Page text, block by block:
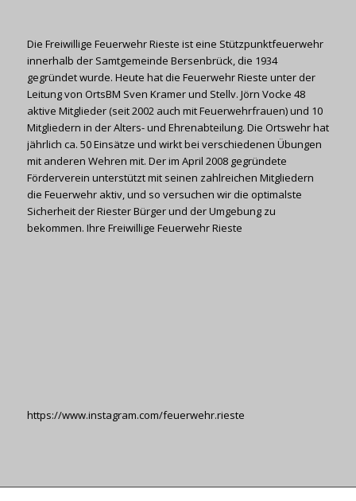
Die Freiwillige Feuerwehr Rieste ist eine Stützpunktfeuerwehr
innerhalb der Samtgemeinde Bersenbrück, die 1934
gegründet wurde. Heute hat die Feuerwehr Rieste unter der
Leitung von OrtsBM Sven Kramer und Stellv. Jörn Vocke 48
aktive Mitglieder (seit 2002 auch mit Feuerwehrfrauen) und 10
Mitgliedern in der Alters- und Ehrenabteilung. Die Ortswehr hat
jährlich ca. 50 Einsätze und wirkt bei verschiedenen Übungen
mit anderen Wehren mit. Der im April 2008 gegründete
Förderverein unterstützt mit seinen zahlreichen Mitgliedern
die Feuerwehr aktiv, und so versuchen wir die optimalste
Sicherheit der Riester Bürger und der Umgebung zu
bekommen. Ihre Freiwillige Feuerwehr Rieste
https://www.instagram.com/feuerwehr.rieste